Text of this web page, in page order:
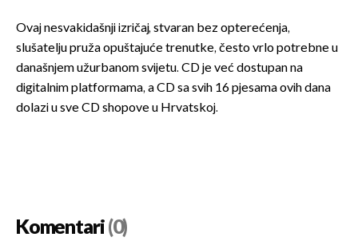
Ovaj nesvakidašnji izričaj, stvaran bez opterećenja,
slušatelju pruža opuštajuće trenutke, često vrlo potrebne u
današnjem užurbanom svijetu. CD je već dostupan na
digitalnim platformama, a CD sa svih 16 pjesama ovih dana
dolazi u sve CD shopove u Hrvatskoj.
Komentari(0)